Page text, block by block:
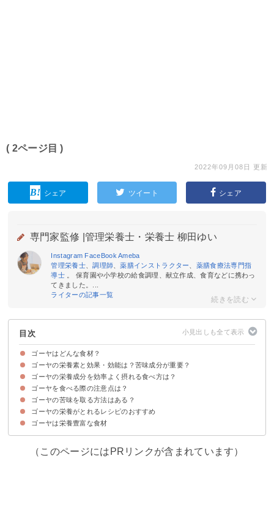
( 2ページ目 )
2022年09月08日 更新
シェア ツイート シェア
専門家監修 | 管理栄養士・栄養士 柳田ゆい
Instagram FaceBook Ameba
管理栄養士、調理師 、薬膳インストラクター
薬膳食療法専門指
導士 。 保育園や小学校の給食調理、献立作成、食育などに携わっ
てきました。...
ライターの記事一覧
目次
ゴーヤはどんな食材？
ゴーヤの旬や選び方
ゴーヤのカロリー・糖質
ゴーヤの栄養素と効果・効能は？苦味成分が重要？
①食物繊維
②カリウム
③ビタミンC
④モモルデシン
⑤ククルビタシン
ゴーヤの栄養成分を効率よく摂れる食べ方は？
①ゴーヤを加熱・生どちらでもOK
②ゴーヤの種・わたも食べる
③カットする前に水洗いする
④乾燥させてゴーヤ茶として飲む
ゴーヤを食べる際の注意点は？
ゴーヤを食べ過ぎない
ゴーヤの苦味を取る方法はある？
①苦味が少ないゴーヤの選ぶ
②下ゆでする
③完熟した黄色のゴーヤを食べる
ゴーヤの栄養がとれるレシピのおすすめ
①ゴーヤチャンプル
②ゴーヤのツナマヨサラダ
③ゴーヤの肉詰め
④ゴーヤ入りキーマカレー
ゴーヤは栄養豊富な食材
（このページにはPRリンクが含まれています）